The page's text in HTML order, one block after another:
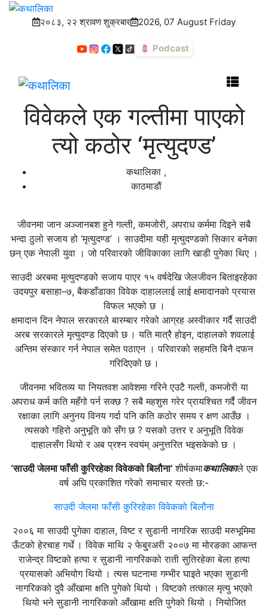
२०८३, २२ श्रावण शुक्रबार 2026, 07 August Friday
Podcast
विवेकले एक गल्तीमा पाएको
त्यो कठोर ‘मृत्युदण्ड’
कथालिका ,
काठमाडौं
जीवनमा जान अञ्जानबश हुने गल्ती, कमजोरी, अपराध कर्ममा दिइने सबै
भन्दा ठुलो सजाय हो ‘मृत्युदण्ड’ । साउदीमा यही मृत्युदण्डको सिकार बनेका
छन् एक नेपाली युवा । जो परिवारको जीविकाका लागि खाडी पुगेका थिए ।
साउदी अरबमा मृत्युदण्डको सजाय पाएर १५ वर्षदेखि जेलजीवन बिताइरहेका
उदयपुर बसाहा–७, बैकडाँडाका विवेक दाहाललाई लाई क्षमादानको प्रयास
विफल भएको छ ।
क्षमादान दिन नेपाल सरकारले बारम्बार गरेको आग्रह अस्वीकार गर्दै साउदी
अरब सरकारले मृत्युदण्ड दिएको छ । यति मात्रै होइन, दाहालको शवलाई
अन्तिम संस्कार गर्न नेपाल समेत पठाएन । परिवारको सहमति बिनै दफन
गरिदिएको छ ।
जीवनमा भवितव्य या नियतवश आवेशमा गरिने एउटै गल्ती, कमजोरी या
अपराध कर्म कति महँगो पर्न सक्छ ? सबै महशुस गरेर प्रायश्चित गर्दै जीवन
रक्षाका लागि अनुनय विनय गर्दा पनि कति कठोर समय र क्षण आउँछ ।
त्यसको गहिरो अनुभूति को सँग छ ? यसको उत्तर र अनुभूति विवेक
दाहालसँग थियो र अब प्रश्न स्वयंम् अनुत्तरित भइसकेको छ ।
‘साउदी जेलमा फाँसी कुरिरहेका विवेकको बिलौना’शीर्षकमाकथालिकाले एक
वर्ष अघि प्रकाशित गरेको समाचार यस्तो छ:-
साउदी जेलमा फाँसी कुरिरहेका विवेकको बिलौना
२००६ मा साउदी पुगेका दाहाल, विष्ट र सुडानी नागरिक साउदी मरुभूमिमा
ऊँटको हेरचाह गर्थे । विवेक माथि २ फेबु्रअरी २००७ मा मोरङका आफन्त
राजेन्द्र विष्टको हत्या र सुडानी नागरिकको राती सुतिरहेका बेला हत्या
प्रयासको अभियोग थियो । त्यस घटनामा गम्भीर घाइते भएका सुडानी
नागरिकको दुवै आँखामा क्षति पुगेको थियो । विष्टको तत्काल मृत्यु भएको
थियो भने सुडानी नागरिकको आँखामा क्षति पुगेको थियो । नियोजित